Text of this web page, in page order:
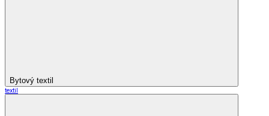
Bytový textil
textil